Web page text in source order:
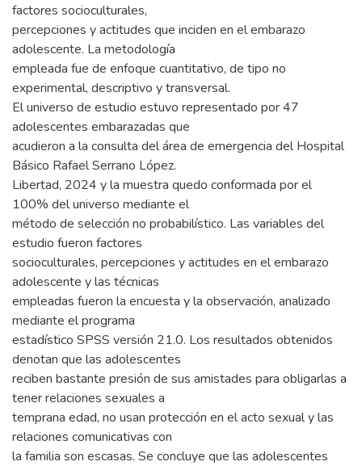
factores socioculturales,
percepciones y actitudes que inciden en el embarazo
adolescente. La metodología
empleada fue de enfoque cuantitativo, de tipo no
experimental, descriptivo y transversal.
El universo de estudio estuvo representado por 47
adolescentes embarazadas que
acudieron a la consulta del área de emergencia del Hospital
Básico Rafael Serrano López.
Libertad, 2024 y la muestra quedo conformada por el
100% del universo mediante el
método de selección no probabilístico. Las variables del
estudio fueron factores
socioculturales, percepciones y actitudes en el embarazo
adolescente y las técnicas
empleadas fueron la encuesta y la observación, analizado
mediante el programa
estadístico SPSS versión 21.0. Los resultados obtenidos
denotan que las adolescentes
reciben bastante presión de sus amistades para obligarlas a
tener relaciones sexuales a
temprana edad, no usan protección en el acto sexual y las
relaciones comunicativas con
la familia son escasas. Se concluye que las adolescentes